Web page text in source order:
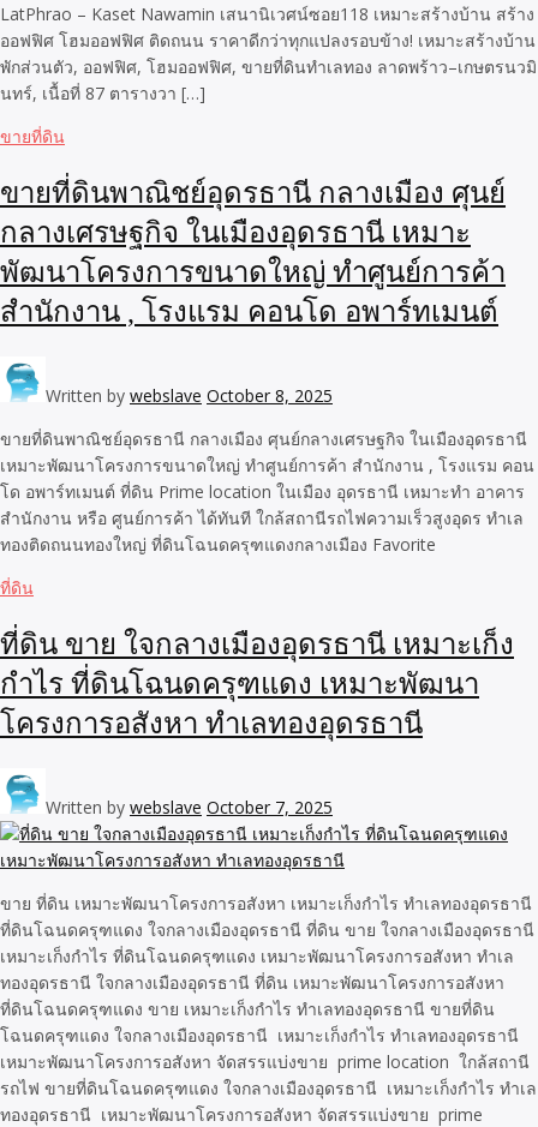
LatPhrao – Kaset Nawamin เสนานิเวศน์ซอย118 เหมาะสร้างบ้าน สร้าง
ออฟฟิศ โฮมออฟฟิศ ติดถนน ราคาดีกว่าทุกแปลงรอบข้าง! เหมาะสร้างบ้าน
พักส่วนตัว, ออฟฟิศ, โฮมออฟฟิศ, ขายที่ดินทำเลทอง ลาดพร้าว–เกษตรนวมิ
นทร์, เนื้อที่ 87 ตารางวา […]
ขายที่ดิน
ขายที่ดินพาณิชย์อุดรธานี กลางเมือง ศุนย์
กลางเศรษฐกิจ ในเมืองอุดรธานี เหมาะ
พัฒนาโครงการขนาดใหญ่ ทำศูนย์การค้า
สำนักงาน , โรงแรม คอนโด อพาร์ทเมนต์
Written by webslave October 8, 2025
ขายที่ดินพาณิชย์อุดรธานี กลางเมือง ศุนย์กลางเศรษฐกิจ ในเมืองอุดรธานี
เหมาะพัฒนาโครงการขนาดใหญ่ ทำศูนย์การค้า สำนักงาน , โรงแรม คอน
โด อพาร์ทเมนต์ ที่ดิน Prime location ในเมือง อุดรธานี เหมาะทำ อาคาร
สำนักงาน หรือ ศูนย์การค้า ได้ทันที ใกล้สถานีรถไฟความเร็วสูงอุดร ทำเล
ทองติดถนนทองใหญ่ ที่ดินโฉนดครุฑแดงกลางเมือง Favorite
ที่ดิน
ที่ดิน ขาย ใจกลางเมืองอุดรธานี เหมาะเก็ง
กำไร ที่ดินโฉนดครุฑแดง เหมาะพัฒนา
โครงการอสังหา ทำเลทองอุดรธานี
Written by webslave October 7, 2025
ขาย ที่ดิน เหมาะพัฒนาโครงการอสังหา เหมาะเก็งกำไร ทำเลทองอุดรธานี
ที่ดินโฉนดครุฑแดง ใจกลางเมืองอุดรธานี ที่ดิน ขาย ใจกลางเมืองอุดรธานี
เหมาะเก็งกำไร ที่ดินโฉนดครุฑแดง เหมาะพัฒนาโครงการอสังหา ทำเล
ทองอุดรธานี ใจกลางเมืองอุดรธานี ที่ดิน เหมาะพัฒนาโครงการอสังหา
ที่ดินโฉนดครุฑแดง ขาย เหมาะเก็งกำไร ทำเลทองอุดรธานี ขายที่ดิน
โฉนดครุฑแดง ใจกลางเมืองอุดรธานี เหมาะเก็งกำไร ทำเลทองอุดรธานี
เหมาะพัฒนาโครงการอสังหา จัดสรรแบ่งขาย prime location ใกล้สถานี
รถไฟ ขายที่ดินโฉนดครุฑแดง ใจกลางเมืองอุดรธานี เหมาะเก็งกำไร ทำเล
ทองอุดรธานี เหมาะพัฒนาโครงการอสังหา จัดสรรแบ่งขาย prime